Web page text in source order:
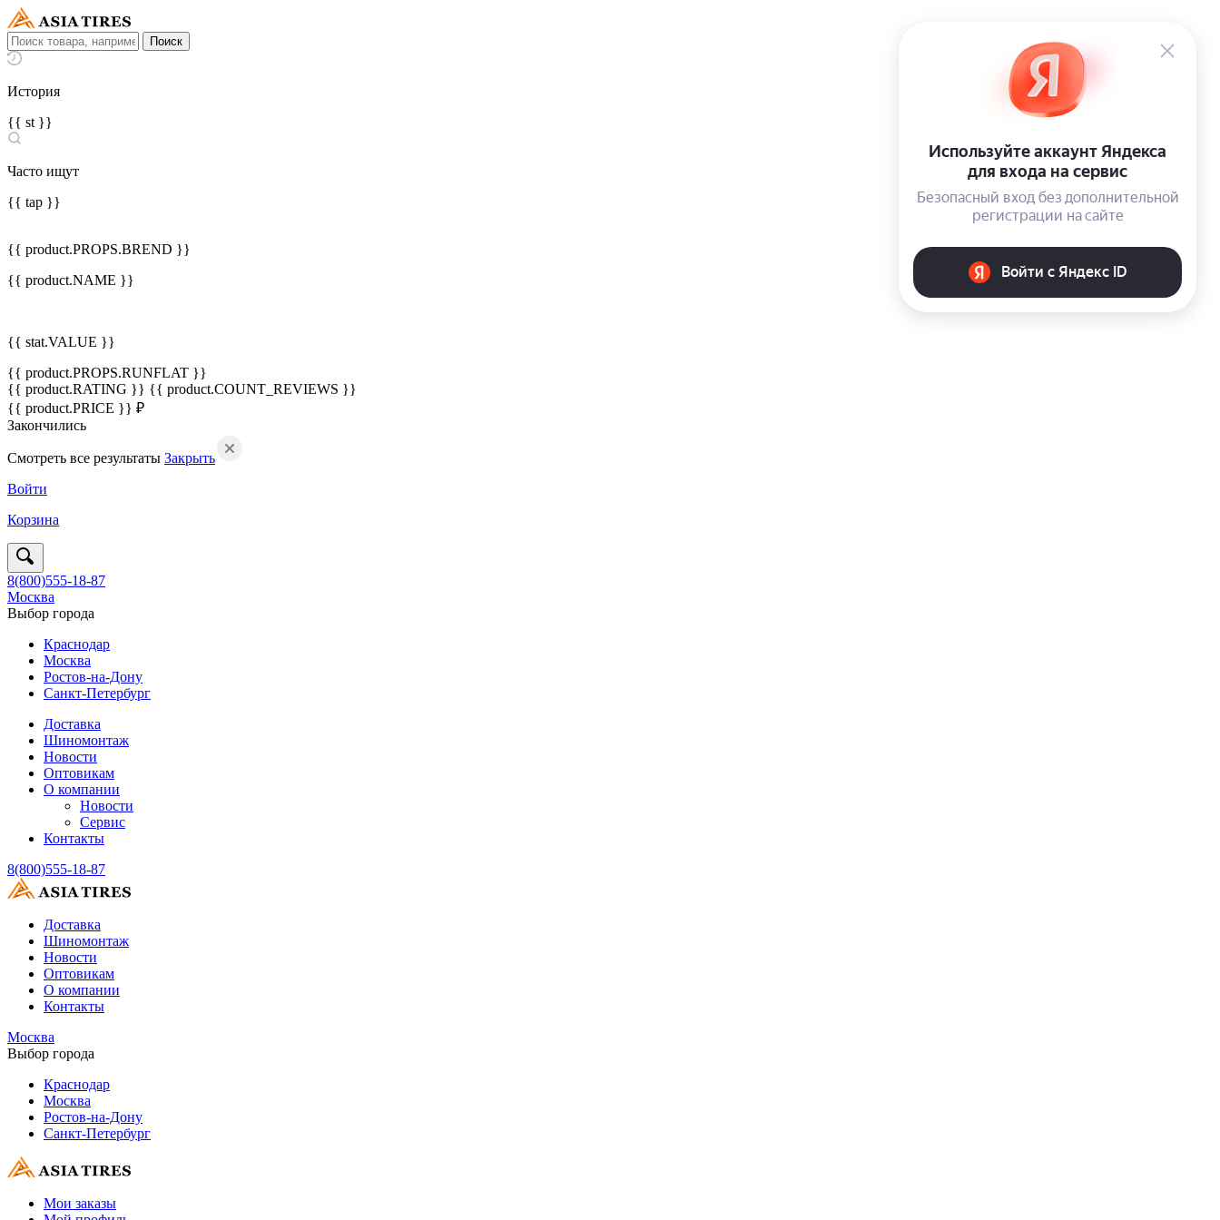
История
{{ st }}
Часто ищут
{{ tap }}
{{ product.PROPS.BREND }}
{{ product.NAME }}
{{ stat.VALUE }}
{{ product.PROPS.RUNFLAT }}
{{ product.RATING }} {{ product.COUNT_REVIEWS }}
{{ product.PRICE }} ₽
Закончились
Смотреть все результаты Закрыть
Войти
Корзина
8(800)555-18-87
Москва
Выбор города
Краснодар
Москва
Ростов-на-Дону
Санкт-Петербург
Доставка
Шиномонтаж
Новости
Оптовикам
О компании
Новости
Сервис
Контакты
8(800)555-18-87
Доставка
Шиномонтаж
Новости
Оптовикам
О компании
Контакты
Москва
Выбор города
Краснодар
Москва
Ростов-на-Дону
Санкт-Петербург
Мои заказы